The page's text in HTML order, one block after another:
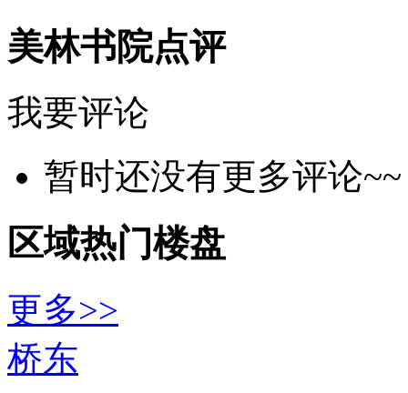
美林书院点评
我要评论
暂时还没有更多评论~~
区域热门楼盘
更多>>
桥东